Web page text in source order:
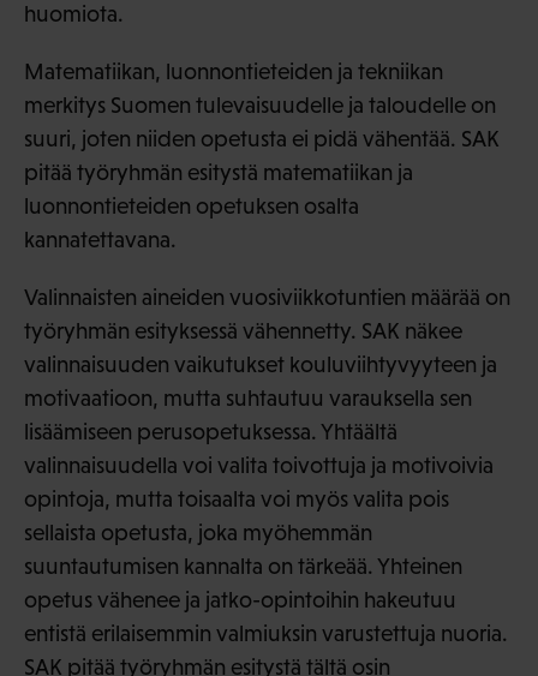
huomiota.
Matematiikan, luonnontieteiden ja tekniikan
merkitys Suomen tulevaisuudelle ja taloudelle on
suuri, joten niiden opetusta ei pidä vähentää. SAK
pitää työryhmän esitystä matematiikan ja
luonnontieteiden opetuksen osalta
kannatettavana.
Valinnaisten aineiden vuosiviikkotuntien määrää on
työryhmän esityksessä vähennetty. SAK näkee
valinnaisuuden vaikutukset kouluviihtyvyyteen ja
motivaatioon, mutta suhtautuu varauksella sen
lisäämiseen perusopetuksessa. Yhtäältä
valinnaisuudella voi valita toivottuja ja motivoivia
opintoja, mutta toisaalta voi myös valita pois
sellaista opetusta, joka myöhemmän
suuntautumisen kannalta on tärkeää. Yhteinen
opetus vähenee ja jatko-opintoihin hakeutuu
entistä erilaisemmin valmiuksin varustettuja nuoria.
SAK pitää työryhmän esitystä tältä osin